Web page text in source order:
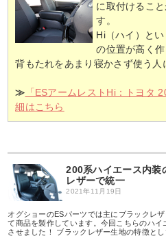
に取付けるこ
す。
Hi（ハイ）と
の位置が高く
背もたれをあまり寝かさず使う人
≫ 「ESアームレストHi：トヨタ
細はこちら
200系ハイエース内装
レザーで統一
2021年11月19日
オグショーのESパーツでは主にブラックレ
て商品を製作しています。今回こちらのハ
させました！ ブラックレザー生地の特徴と